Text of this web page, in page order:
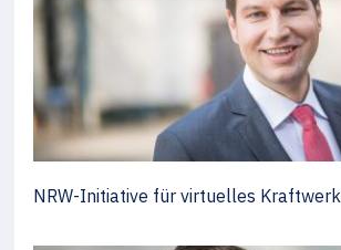
NRW-Initiative für virtuelles Kraftwerk